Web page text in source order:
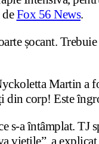
deFox 56 News.
șocant.
Martin a
din corp! Este
s-a întâmplat. TJ
viețile”, a